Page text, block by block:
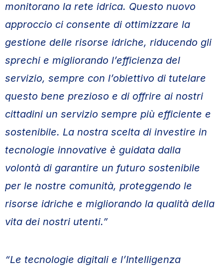
monitorano la rete idrica. Questo nuovo
approccio ci consente di ottimizzare la
gestione delle risorse idriche, riducendo gli
sprechi e migliorando l’efficienza del
servizio, sempre con l’obiettivo di tutelare
questo bene prezioso e di offrire ai nostri
cittadini un servizio sempre più efficiente e
sostenibile. La nostra scelta di investire in
tecnologie innovative è guidata dalla
volontà di garantire un futuro sostenibile
per le nostre comunità, proteggendo le
risorse idriche e migliorando la qualità della
vita dei nostri utenti.”
“Le tecnologie digitali e l’Intelligenza